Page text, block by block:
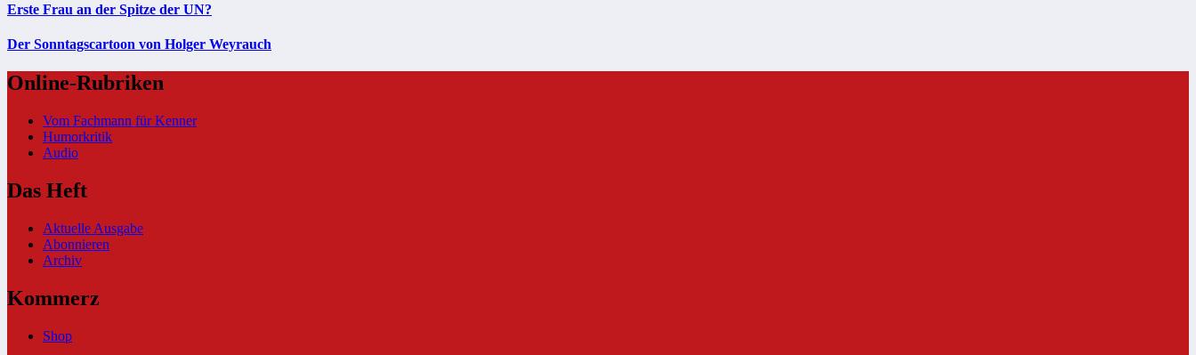
Erste Frau an der Spitze der UN?
Der Sonntagscartoon von Holger Weyrauch
Online-Rubriken
Vom Fachmann für Kenner
Humorkritik
Audio
Das Heft
Aktuelle Ausgabe
Abonnieren
Archiv
Kommerz
Shop